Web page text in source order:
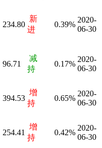
234.80
新
进
0.39%
2020-
06-30
96.71
减
持
0.17%
2020-
06-30
394.53
增
持
0.65%
2020-
06-30
254.41
增
持
0.42%
2020-
06-30